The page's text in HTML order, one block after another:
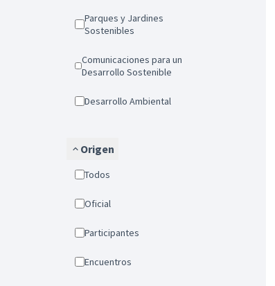
Parques y Jardines
Sostenibles
Comunicaciones para un
Desarrollo Sostenible
Desarrollo Ambiental
Origen
Todos
Oficial
Participantes
Encuentros